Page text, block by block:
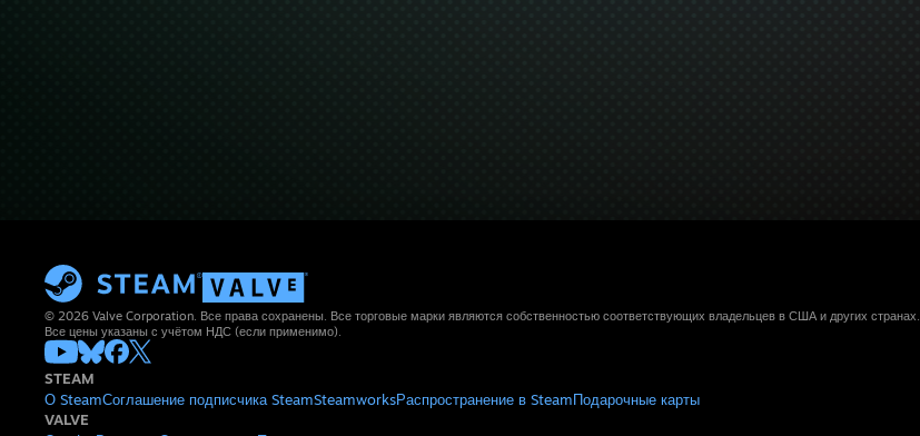
© 2026 Valve Corporation. Все права сохранены. Все торговые марки являются собственностью соответствующих владельцев в США и других странах.
Все цены указаны с учётом НДС (если применимо).
STEAM
О SteamСоглашение подписчика SteamSteamworksРаспространение в SteamПодарочные карты
VALVE